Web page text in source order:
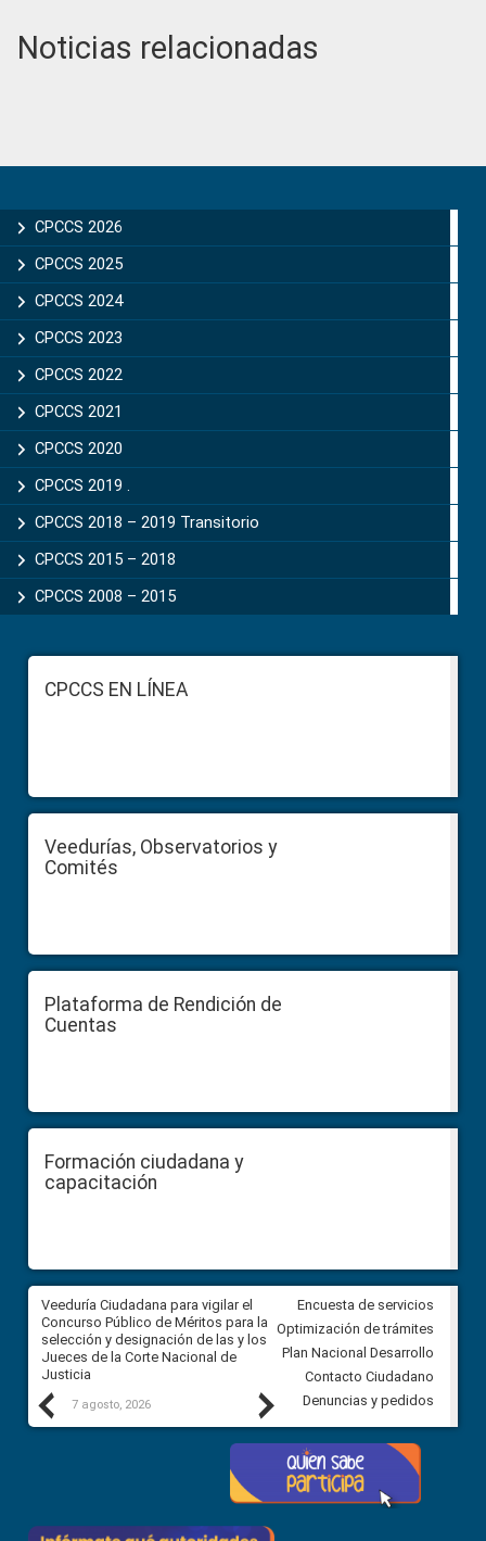
Noticias relacionadas
Sidebar
CPCCS 2026
CPCCS 2025
CPCCS 2024
CPCCS 2023
CPCCS 2022
CPCCS 2021
CPCCS 2020
CPCCS 2019 .
CPCCS 2018 – 2019 Transitorio
CPCCS 2015 – 2018
CPCCS 2008 – 2015
FooterCPCCS EN LÍNEA
Veedurías, Observatorios y
Comités
Plataforma de Rendición de
Cuentas
Formación ciudadana y
capacitación
Previous
Veeduría Ciudadana para vigilar el
Concurso Público de Méritos para la
selección y designación de las y los
Jueces de la Corte Nacional de
Justicia
7 agosto, 2026
Veeduría para realizar el
seguimiento de la gestión
Autónomo Descentralizado
parroquial rural de Calacalí
6 agosto, 2026
Next
Encuesta de servicios
Optimización de trámites
Plan Nacional Desarrollo
Contacto Ciudadano
Denuncias y pedidos